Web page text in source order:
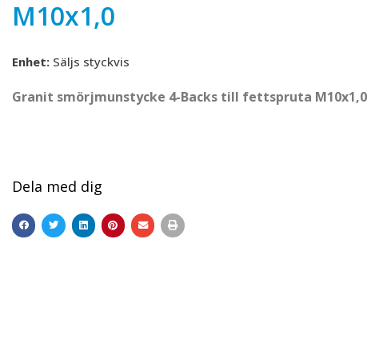
M10x1,0
Enhet: Säljs styckvis
Granit smörjmunstycke 4-Backs till fettspruta M10x1,0
Dela med dig